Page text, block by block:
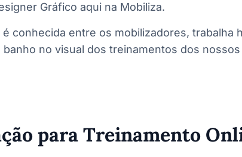
Gráfico aqui na Mobiliza.
é conhecida entre os mobilizadores, trabalha
banho no visual dos treinamentos dos nossos
para Treinamento